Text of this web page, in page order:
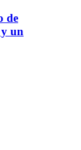
de
un